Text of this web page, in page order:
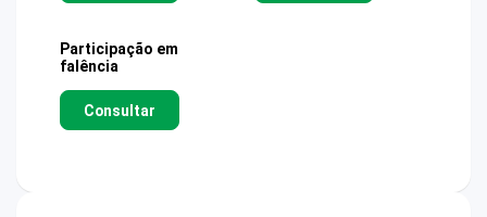
Participação em
falência
Consultar